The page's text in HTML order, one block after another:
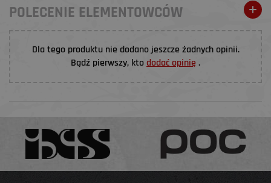
POLECENIE ELEMENTOWCÓW
Dla tego produktu nie dodano jeszcze żadnych opinii.
Bądź pierwszy, kto dodać opinię .